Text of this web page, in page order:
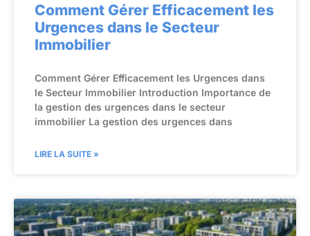
Comment Gérer Efficacement les
Urgences dans le Secteur
Immobilier
Comment Gérer Efficacement les Urgences dans
le Secteur Immobilier Introduction Importance de
la gestion des urgences dans le secteur
immobilier La gestion des urgences dans
LIRE LA SUITE »